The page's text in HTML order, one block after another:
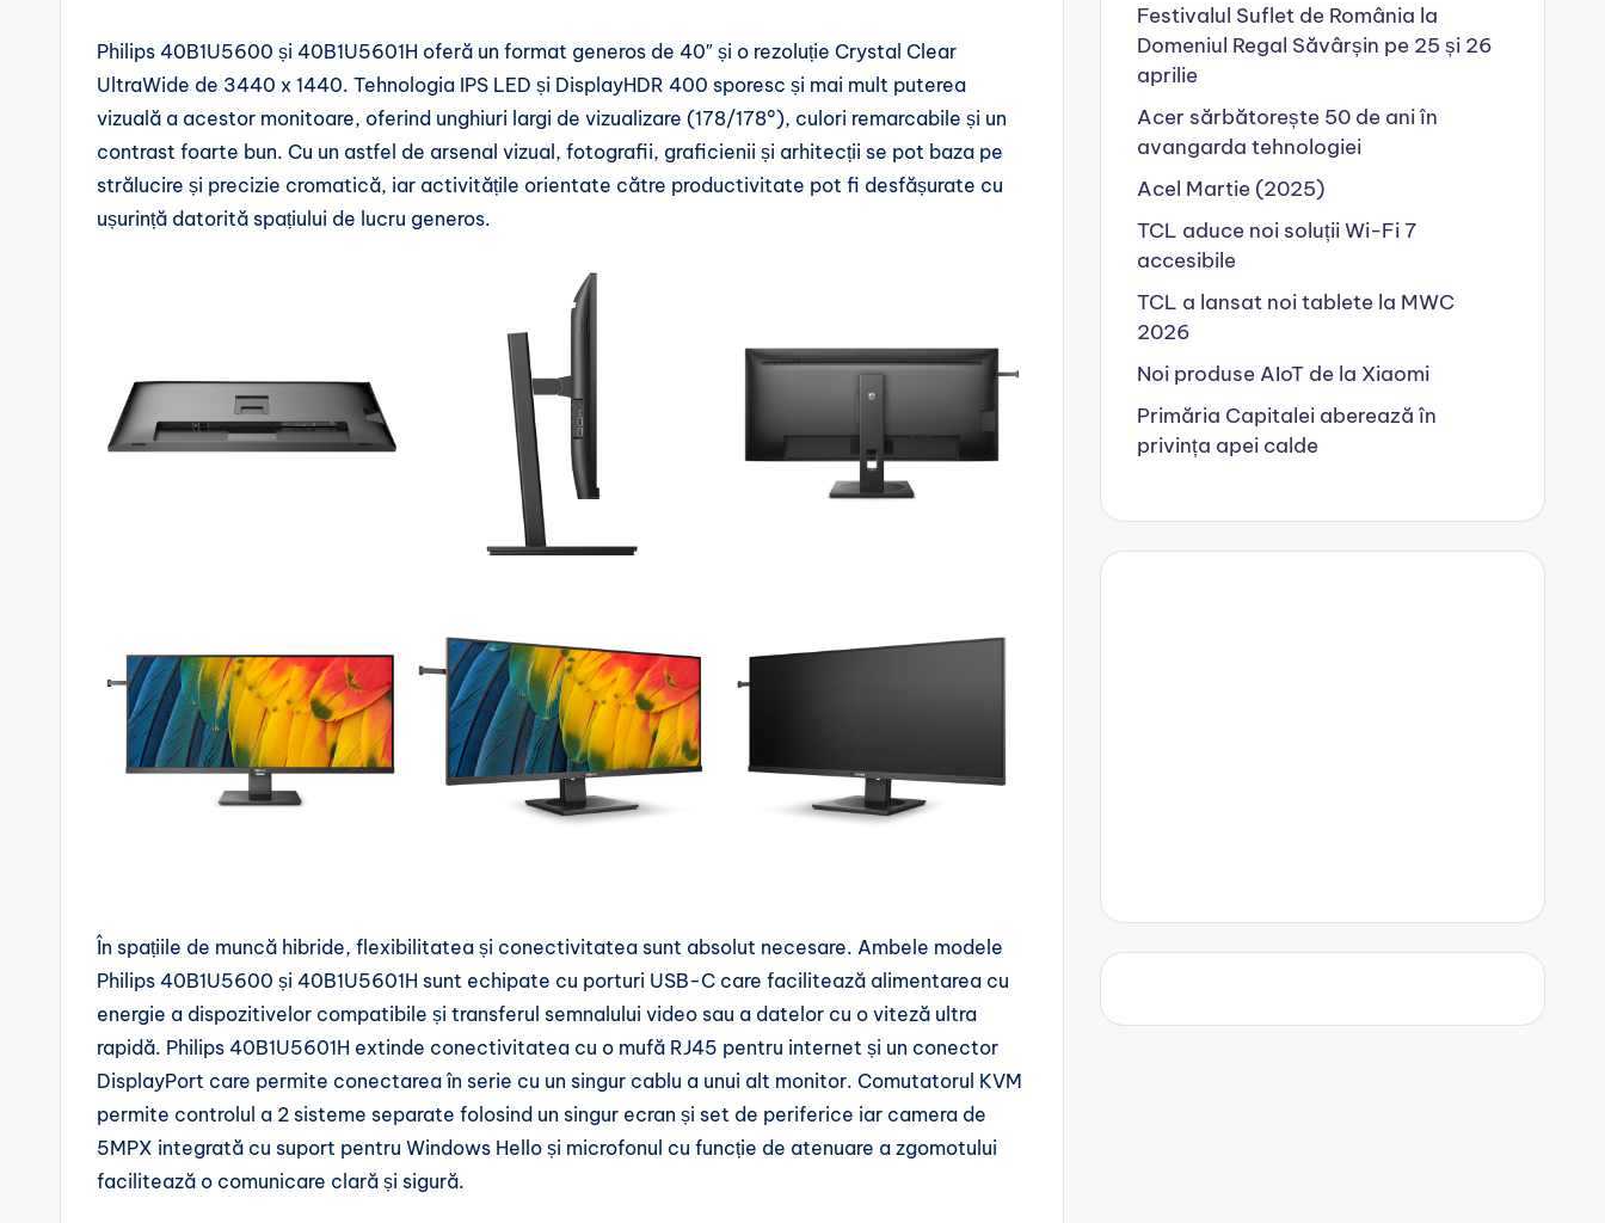
Philips 40B1U5600 și 40B1U5601H oferă un format generos de 40″ și o rezoluție Crystal Clear
UltraWide de 3440 x 1440. Tehnologia IPS LED și DisplayHDR 400 sporesc și mai mult puterea
vizuală a acestor monitoare, oferind unghiuri largi de vizualizare (178/178°), culori remarcabile și un
contrast foarte bun. Cu un astfel de arsenal vizual, fotografii, graficienii și arhitecții se pot baza pe
strălucire și precizie cromatică, iar activitățile orientate către productivitate pot fi desfășurate cu
ușurință datorită spațiului de lucru generos.
În spațiile de muncă hibride, flexibilitatea și conectivitatea sunt absolut necesare. Ambele modele
Philips 40B1U5600 și 40B1U5601H sunt echipate cu porturi USB-C care facilitează alimentarea cu
energie a dispozitivelor compatibile și transferul semnalului video sau a datelor cu o viteză ultra
rapidă. Philips 40B1U5601H extinde conectivitatea cu o mufă RJ45 pentru internet și un conector
DisplayPort care permite conectarea în serie cu un singur cablu a unui alt monitor. Comutatorul KVM
permite controlul a 2 sisteme separate folosind un singur ecran și set de periferice iar camera de
5MPX integrată cu suport pentru Windows Hello și microfonul cu funcție de atenuare a zgomotului
facilitează o comunicare clară și sigură.
Festivalul Suflet de România la
Domeniul Regal Săvârșin pe 25 și 26
aprilie
Acer sărbătorește 50 de ani în
avangarda tehnologiei
Acel Martie (2025)
TCL aduce noi soluții Wi-Fi 7
accesibile
TCL a lansat noi tablete la MWC
2026
Noi produse AIoT de la Xiaomi
Primăria Capitalei aberează în
privința apei calde